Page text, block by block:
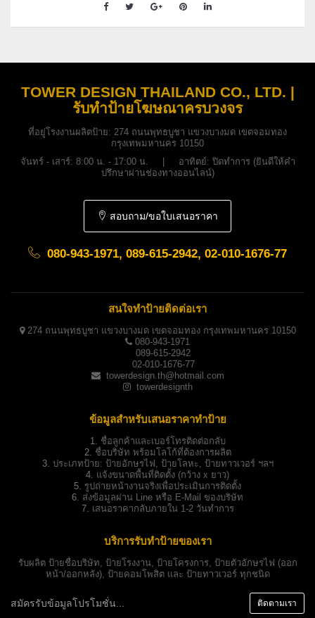
TOWER DESIGN THAILAND CO., LTD. |
รับทำป้ายโฆษณาครบวงจร
ที่อยู่โรงงานผลิตป้าย: 274 ถนนพุทธบูชา แขวงบางมด เขตจอมทอง
กรุงเทพมหานคร 10150
จันทร์ - เสาร์: 8:00 น. - 17:00 น. | อาทิตย์: ปิดทำการ (ยินดีให้คำ
ปรึกษาผ่านช่องทางออนไลน์)
สอบถาม/ขอใบเสนอราคา
080-943-1971, 089-615-2942, 02-010-1676-77
สนใจทำป้ายติดต่อเรา
274 ถนนพุทธบูชา แขวงบางมด เขตจอมทอง กรุงเทพมหานคร 10150
080-943-1971
089-615-2942
02-010-1676-77
towerdesign.th@hotmail.com
towerdesignth
ข้อมูลสำหรับเสนอราคาทำป้าย
1. ชื่อลูกค้าและเบอร์โทรติดต่อกลับ
2. ชื่อบริษัท พร้อมโลโก้ที่ต้องการผลิต
3. ประเภทป้าย: ป้ายอักษรไฟ, ป้ายโลหะ, ป้ายทาวเวอร์ ฯลฯ
4. แจ้งขนาดพื้นที่ติดตั้ง (กว้าง x ยาว)
5. รูปถ่ายหน้างานจริงเพื่อประเมินการติดตั้ง
6. ส่งข้อมูลผ่าน Line หรือ E-Mail ของบริษัท
7. เสนอราคากลับภายใน 1-2 วันทำการ
บริการรับทำป้ายของเรา
รับผลิต ป้ายชื่อบริษัท, ป้ายโรงงาน, ป้ายโครงการ, ป้ายตัวอักษรไฟ (ออก
หน้า/ออกหลัง), ป้ายคอมโพสิตและ ป้ายทาวเวอร์ทุกชนิด